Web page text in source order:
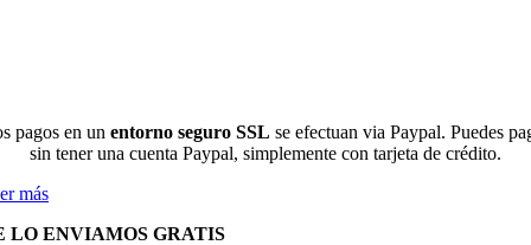
pagos en un entorno seguro SSL se efectuan via Paypal. Puedes
sin tener una cuenta Paypal, simplemente con tarjeta de crédito.
más
LO ENVIAMOS GRATIS